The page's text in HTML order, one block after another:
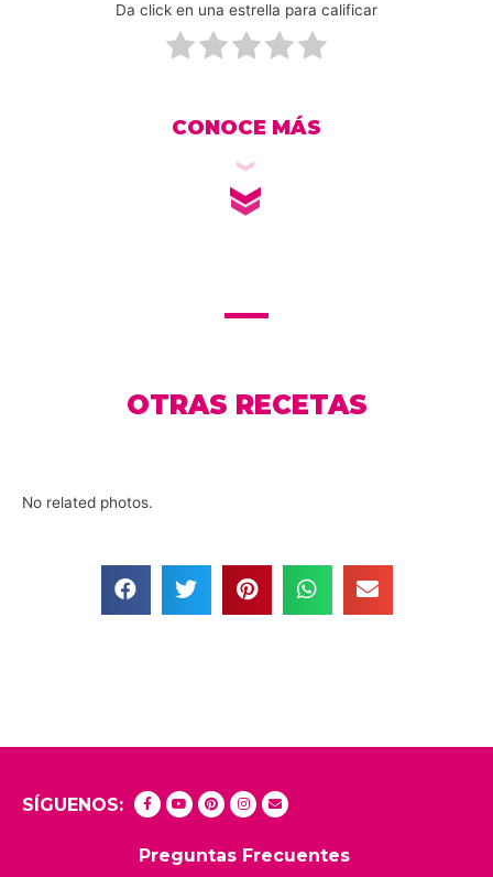
Da click en una estrella para calificar
CONOCE MÁS
OTRAS RECETAS
No related photos.
SÍGUENOS:
Preguntas Frecuentes